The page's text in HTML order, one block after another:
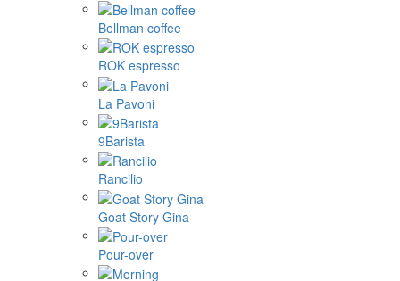
Bellman coffee
ROK espresso
La Pavoni
9Barista
Rancilio
Goat Story Gina
Pour-over